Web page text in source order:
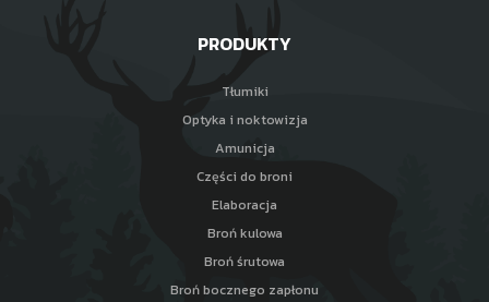
PRODUKTY
Tłumiki
Optyka i noktowizja
Amunicja
Części do broni
Elaboracja
Broń kulowa
Broń śrutowa
Broń bocznego zapłonu